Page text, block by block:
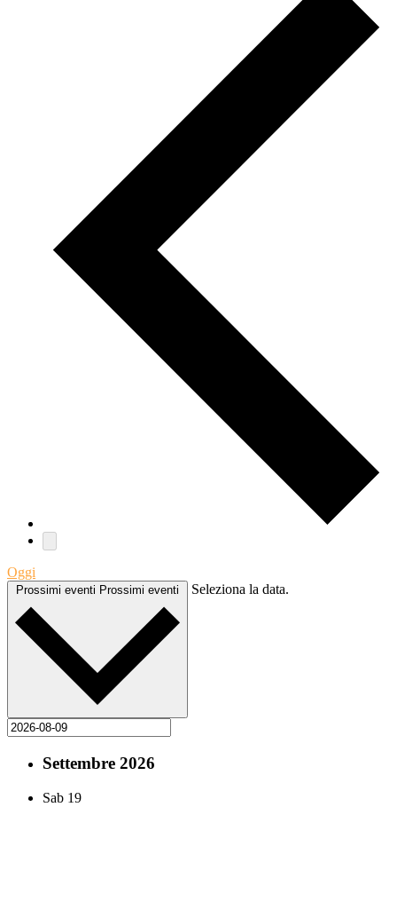
Oggi
Prossimi eventi Prossimi eventi Seleziona la data.
Settembre 2026
Sab 19